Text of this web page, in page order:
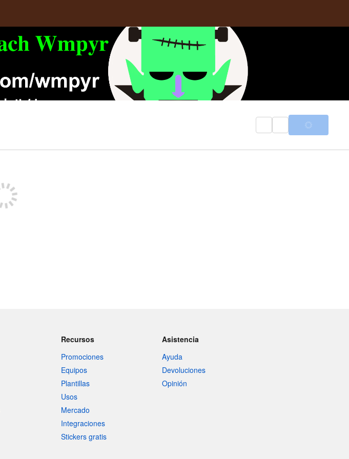
Recursos
Promociones
Equipos
Plantillas
Usos
Mercado
Integraciones
Stickers gratis
Asistencia
Ayuda
Devoluciones
Opinión